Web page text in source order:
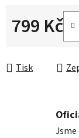
799 Kč
Tisk